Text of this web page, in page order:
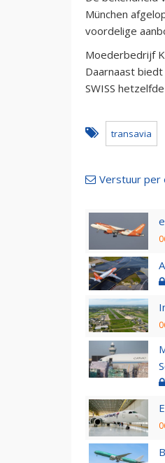
München
voordelige
Moederbedrijf
Daarnaast
SWISS
transavia
Verstuur per